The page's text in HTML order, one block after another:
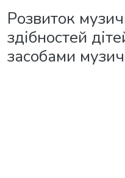
Розвиток
здібностей
засобами